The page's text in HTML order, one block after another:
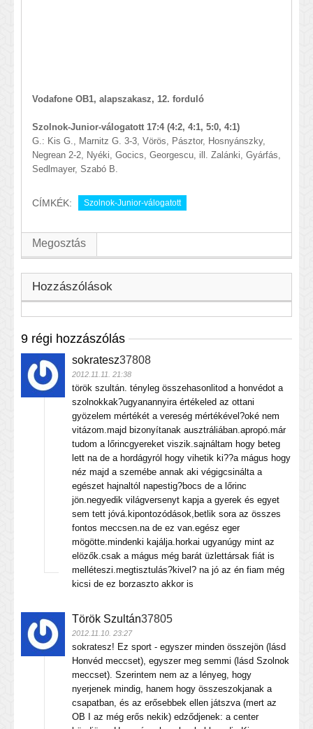
Vodafone OB1, alapszakasz, 12. forduló
Szolnok-Junior-válogatott 17:4 (4:2, 4:1, 5:0, 4:1)
G.: Kis G., Marnitz G. 3-3, Vörös, Pásztor, Hosnyánszky,
Negrean 2-2, Nyéki, Gocics, Georgescu, ill. Zalánki, Gyárfás,
Sedlmayer, Szabó B.
CÍMKÉK: Szolnok-Junior-válogatott
Megosztás
Hozzászólások
9 régi hozzászólás
sokratesz37808
2012.11.11. 21:38
török szultán. tényleg összehasonlitod a honvédot a
szolnokkak?ugyanannyira értékeled az ottani
gyözelem mértékét a vereség mértékével?oké nem
vitázom.majd bizonyítanak ausztráliában.apropó.már
tudom a lőrincgyereket viszik.sajnáltam hogy beteg
lett na de a hordágyról hogy vihetik ki??a mágus hogy
néz majd a szemébe annak aki végigcsinálta a
egészet hajnaltól napestig?bocs de a lőrinc
jön.negyedik világversenyt kapja a gyerek és egyet
sem tett jóvá.kipontozódások,betlik sora az összes
fontos meccsen.na de ez van.egész eger
mögötte.mindenki kajálja.horkai ugyanúgy mint az
elözők.csak a mágus még barát üzlettársak fiát is
melléteszi.megtisztulás?kivel? na jó az én fiam még
kicsi de ez borzaszto akkor is
Török Szultán37805
2012.11.10. 23:27
sokratesz! Ez sport - egyszer minden összejön (lásd
Honvéd meccset), egyszer meg semmi (lásd Szolnok
meccset). Szerintem nem az a lényeg, hogy
nyerjenek mindig, hanem hogy összeszokjanak a
csapatban, és az erősebbek ellen játszva (mert az
OB I az még erős nekik) edződjenek: a center